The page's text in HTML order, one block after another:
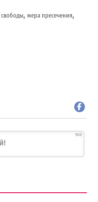
,мера пресечения,
500